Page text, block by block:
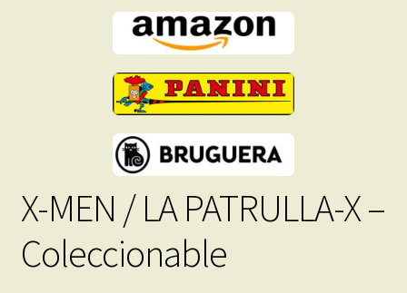
X-MEN / LA PATRULLA-X –
Coleccionable